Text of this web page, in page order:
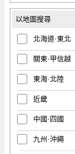
以地圖搜尋
北海道·東北
關東·甲信越
東海·北陸
近畿
中國·四國
九州·沖繩